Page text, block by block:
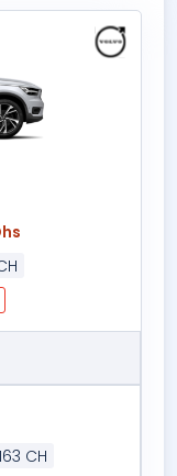
CH